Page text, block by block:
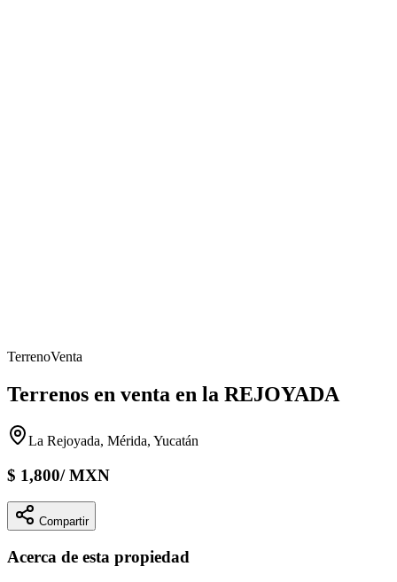
TerrenoVenta
Terrenos en venta en la REJOYADA
La Rejoyada, Mérida, Yucatán
$ 1,800/MXN
Compartir
Acerca de esta propiedad